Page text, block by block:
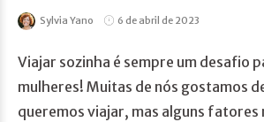
Sylvia Yano 6 de abril de 2023
Viajar sozinha é sempre um desafio
mulheres! Muitas de nós gostamos
queremos viajar, mas alguns fatores